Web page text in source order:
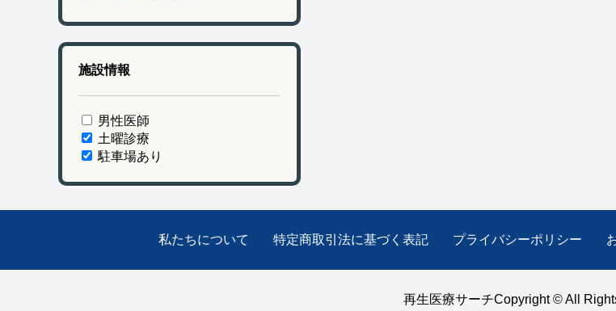
施設情報
男性医師
土曜診療
駐車場あり
私たちについて 特定商取引法に基づく表記 プライバシーポリシー
再生医療サーチCopyright © All